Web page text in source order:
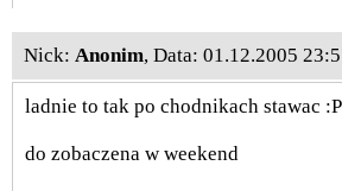
Nick: Anonim, Data: 01.12.2005
ladnie to tak po chodnikach stawac
do zobaczena w weekend